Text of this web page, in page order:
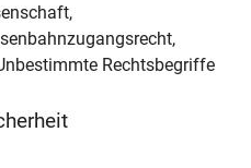
Rechtsbegriffe